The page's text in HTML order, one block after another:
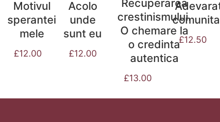
Motivul
sperantei
mele
£12.00
Acolo
unde
sunt eu
£12.00
Recuperarea
crestinismului.
O chemare la
o credinta
autentica
£13.00
£12.50